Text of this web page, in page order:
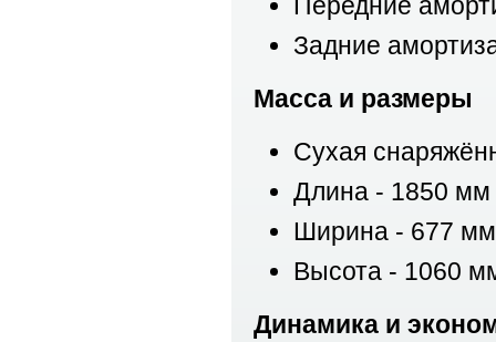
Задние
Масса и размеры
Сухая
Длина - 1850 мм
Ширина - 677 мм
Высота - 1060
Динамика и